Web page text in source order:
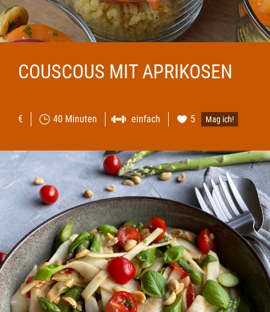
COUSCOUS MIT APRIKOSEN
€ 40 Minuten einfach 5 Mag ich!